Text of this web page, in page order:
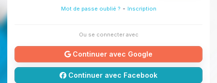
Mot de passe oublié ? - Inscription
Ou se connecter avec
Continuer avec Google
Continuer avec Facebook